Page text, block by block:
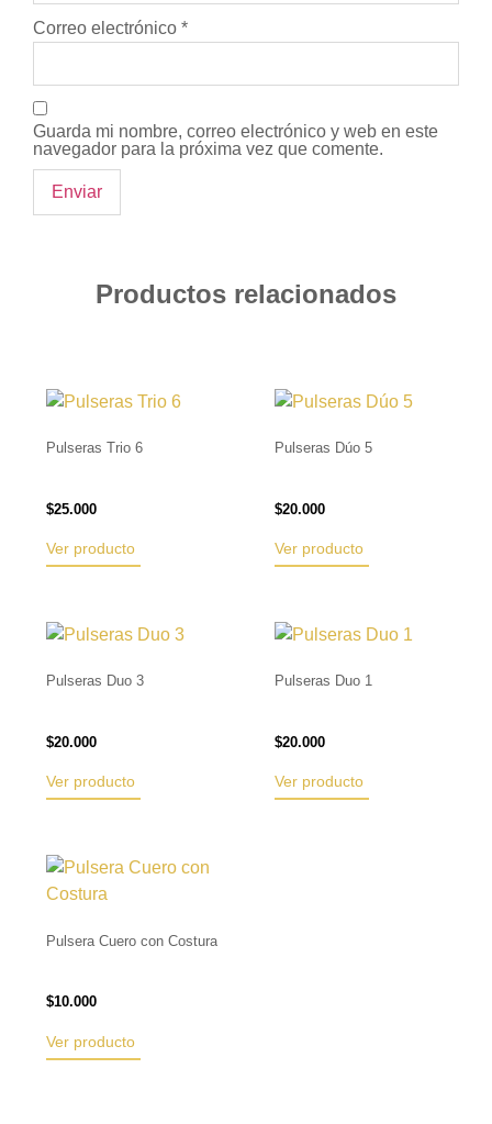
Correo electrónico *
Guarda mi nombre, correo electrónico y web en este
navegador para la próxima vez que comente.
Productos relacionados
Pulseras Trio 6
$25.000
Ver producto
Pulseras Dúo 5
$20.000
Ver producto
Pulseras Duo 3
$20.000
Ver producto
Pulseras Duo 1
$20.000
Ver producto
Pulsera Cuero con Costura
$10.000
Ver producto